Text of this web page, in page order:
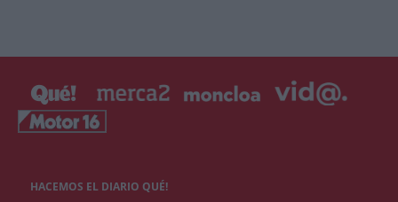
HACEMOS EL DIARIO QUÉ!